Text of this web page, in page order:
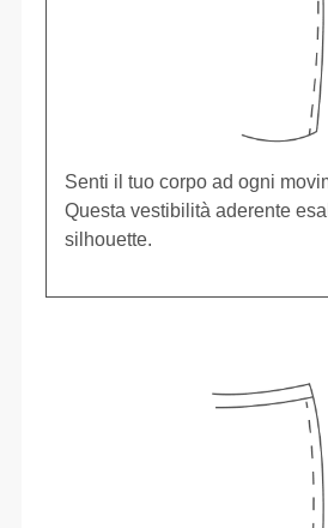
Senti il tuo corpo ad ogni
Questa vestibilità aderente
silhouette.